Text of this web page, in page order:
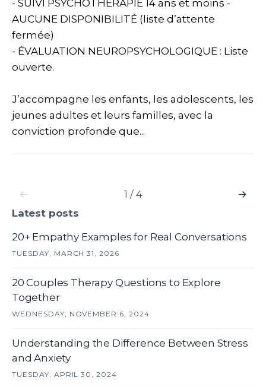
- SUIVI PSYCHOTHÉRAPIE 14 ans et moins -
AUCUNE DISPONIBILITÉ (liste d’attente
fermée)
- ÉVALUATION NEUROPSYCHOLOGIQUE : Liste
ouverte.
J’accompagne les enfants, les adolescents, les
jeunes adultes et leurs familles, avec la
conviction profonde que...
← 1 / 4
→
Latest posts
20+ Empathy Examples for Real Conversations
TUESDAY, MARCH 31, 2026
20 Couples Therapy Questions to Explore
Together
WEDNESDAY, NOVEMBER 6, 2024
Understanding the Difference Between Stress
and Anxiety
TUESDAY, APRIL 30, 2024